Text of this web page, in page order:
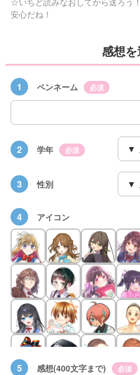
安心だね！
感想を
1 ペンネーム 必須
2 学年 必須
3 性別
4 アイコン
5 感想(400文字まで) 必須